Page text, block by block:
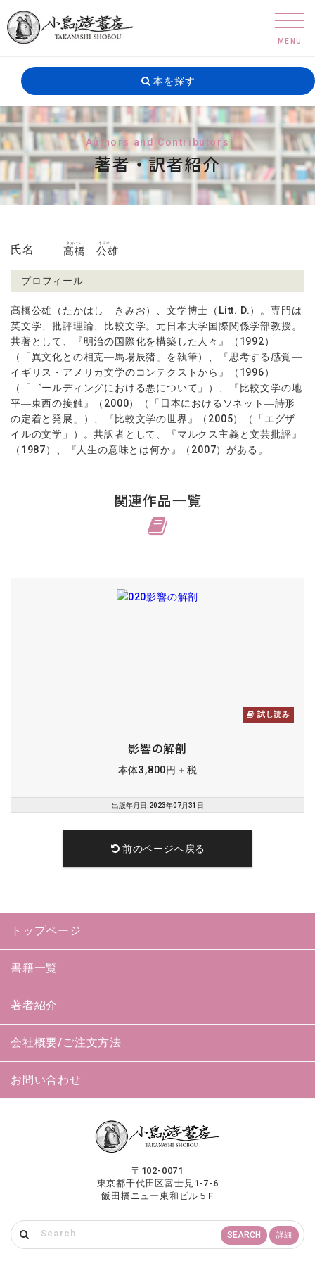
本を探す
Authors and Contributors
著者・訳者紹介
氏名 高橋
タカハシ
公雄
キミオ
プロフィール
髙橋公雄（たかはし きみお）、文学博士（ Litt. D.）。専門は
英文学、批評理論、比較文学。元日本大学国際関係学部教授。
共著として、『明治の国際化を構築した人々』（ 1992）
（「異文化との相克―馬場辰猪」を執筆）、『思考する感覚―
イギリス・アメリカ文学のコンテクストから』（ 1996）
（「ゴールディングにおける悪について」）、『比較文学の地
平―東西の接触』（ 2000）（「日本におけるソネット―詩形
の定着と発展」）、『比較文学の世界』（ 2005）（「エグザ
イルの文学」）。共訳者として、『マルクス主義と文芸批評』
（ 1987）、『人生の意味とは何か』（ 2007）がある。
関連作品一覧
試し読み
影響の解剖
本体3,800円＋税
出版年月日:2023年07月31日
前のページへ戻る
トップページ
書籍一覧
著者紹介
会社概要/ご注文方法
お問い合わせ
〒102-0071
東京都千代田区富士見1-7-6
飯田橋ニュー東和ビル５F
SEARCH 詳細
MENU